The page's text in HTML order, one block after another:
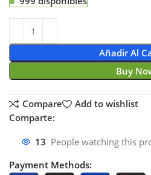
Añadir Al
Buy
Compare
Add to wishlist
Comparte:
13 People watching this
Payment Methods: